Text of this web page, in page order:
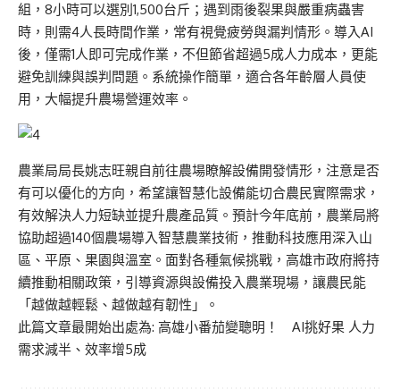
組，8小時可以選別1,500台斤；遇到雨後裂果與嚴重病蟲害
時，則需4人長時間作業，常有視覺疲勞與漏判情形。導入AI
後，僅需1人即可完成作業，不但節省超過5成人力成本，更能
避免訓練與誤判問題。系統操作簡單，適合各年齡層人員使
用，大幅提升農場營運效率。
農業局局長姚志旺親自前往農場瞭解設備開發情形，注意是否
有可以優化的方向，希望讓智慧化設備能切合農民實際需求，
有效解決人力短缺並提升農產品質。預計今年底前，農業局將
協助超過140個農場導入智慧農業技術，推動科技應用深入山
區、平原、果園與溫室。面對各種氣候挑戰，高雄市政府將持
續推動相關政策，引導資源與設備投入農業現場，讓農民能
「越做越輕鬆、越做越有韌性」。
此篇文章最開始出處為: 高雄小番茄變聰明！ AI挑好果 人力
需求減半、效率增5成